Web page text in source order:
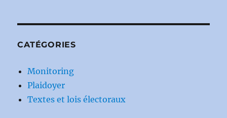
CATÉGORIES
Monitoring
Plaidoyer
Textes et lois électoraux